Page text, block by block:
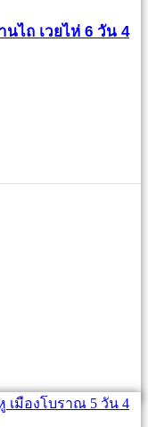
ไถ เวยไห่ 6 วัน 4